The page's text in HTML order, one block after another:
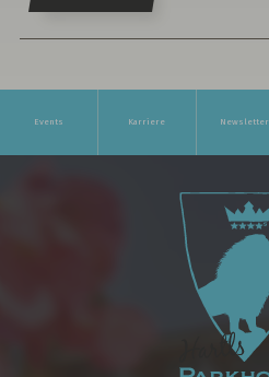
Events Karriere Newsletter